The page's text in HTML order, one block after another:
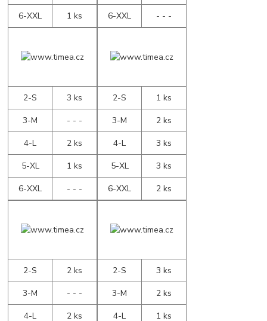
6-XXL
1 ks
6-XXL
- - -
2-S
3 ks
3-M
- - -
4-L
2 ks
5-XL
1 ks
6-XXL
- - -
2-S
1 ks
3-M
2 ks
4-L
3 ks
5-XL
3 ks
6-XXL
2 ks
2-S
2 ks
3-M
- - -
4-L
2 ks
2-S
3 ks
3-M
2 ks
4-L
1 ks